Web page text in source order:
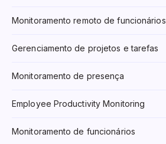
Monitoramento remoto de funcionários
Gerenciamento de projetos e tarefas
Monitoramento de presença
Employee Productivity Monitoring
Monitoramento de funcionários